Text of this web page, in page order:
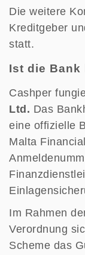
Die weitere
Kreditgeber
statt.
Ist die Bank
Cashper
Ltd. Das
eine offizielle
Malta
Im Rahmen
Verordnung
Scheme das